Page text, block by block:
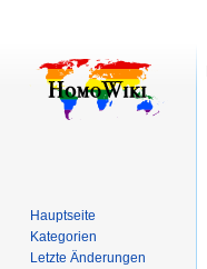
Hauptseite
Kategorien
Letzte Änderungen